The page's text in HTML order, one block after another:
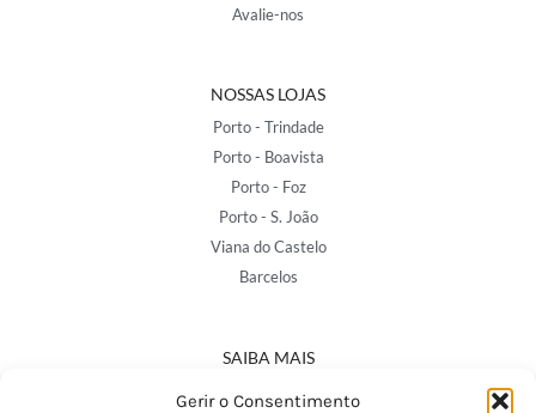
Gerir o Consentimento
Avalie-nos
NOSSAS LOJAS
Porto - Trindade
Porto - Boavista
Porto - Foz
Porto - S. João
Viana do Castelo
Barcelos
SAIBA MAIS
Política de Privacidade